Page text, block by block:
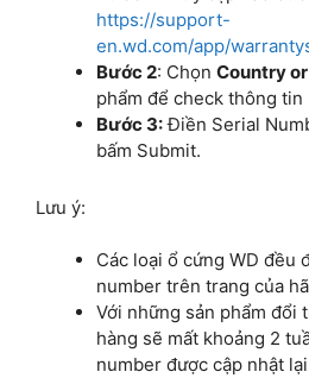
https://support-
en.wd.com/app/
Bước 2: Chọn Country
phẩm để check thông tin
Bước 3:Điền Serial
bấm Submit.
Lưu ý:
Các loại ổ cứng WD đều
number trên trang của
Với những sản phẩm đổi
hàng sẽ mất khoảng 2
number được cập nhật